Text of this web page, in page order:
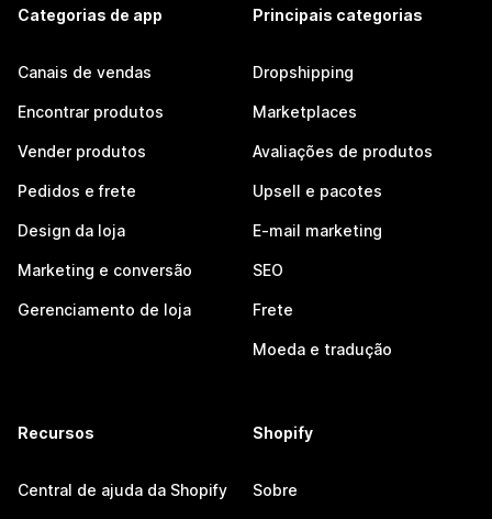
Categorias de app
Canais de vendas
Encontrar produtos
Vender produtos
Pedidos e frete
Design da loja
Marketing e conversão
Gerenciamento de loja
Principais categorias
Dropshipping
Marketplaces
Avaliações de produtos
Upsell e pacotes
E-mail marketing
SEO
Frete
Moeda e tradução
Recursos
Central de ajuda da Shopify
Shopify
Sobre